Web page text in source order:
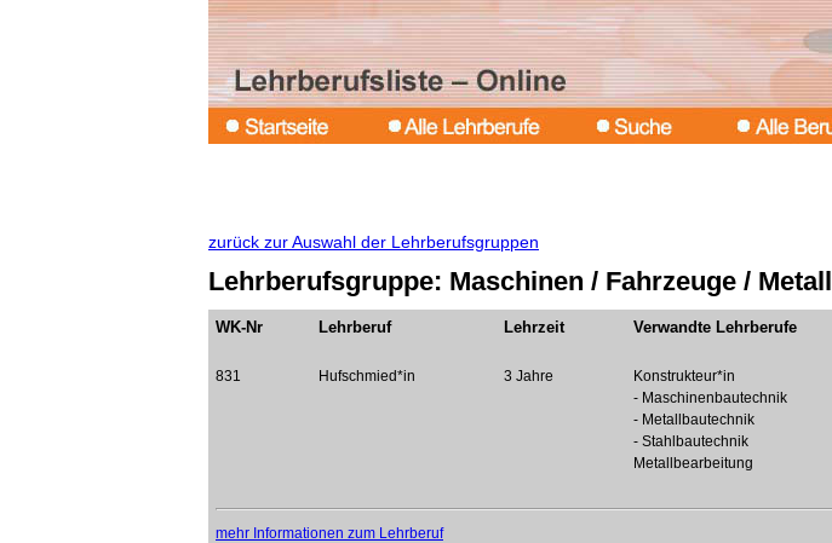
zurück zur Auswahl der Lehrberufsgruppen
Lehrberufsgruppe: Maschinen / Fahrzeuge / Metall
WK-Nr Lehrberuf Lehrzeit Verwandte Lehrberufe
831 Hufschmied*in 3 Jahre
Konstrukteur*in
- Maschinenbautechnik
- Metallbautechnik
- Stahlbautechnik
Metallbearbeitung
mehr Informationen zum Lehrberuf